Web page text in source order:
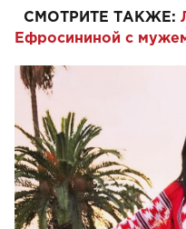
СМОТРИТЕ ТАКЖЕ:
Ефросининой с